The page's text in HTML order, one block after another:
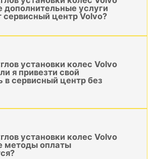
дополнительные услуги
сервисный центр Volvo?
установки колес Volvo
я привезти свой
в сервисный центр без
установки колес Volvo
методы оплаты